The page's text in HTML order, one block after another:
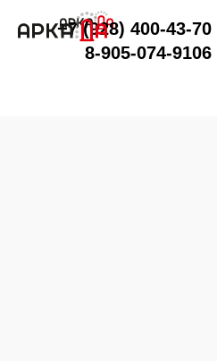
+7 (928) 400-43-70
8-905-074-9106